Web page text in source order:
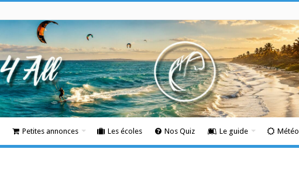
Petites annonces Les écoles Nos Quiz Le guide Météo